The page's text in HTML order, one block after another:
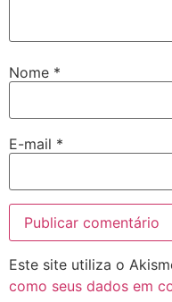
Nome *
E-mail *
Este site utiliza o
como seus dados em